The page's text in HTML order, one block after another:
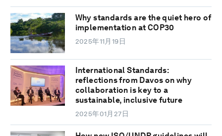
Why standards are the quiet hero of
implementation at COP30
2025年11月19日
International Standards:
reflections from Davos on why
collaboration is key to a
sustainable, inclusive future
2025年01月27日